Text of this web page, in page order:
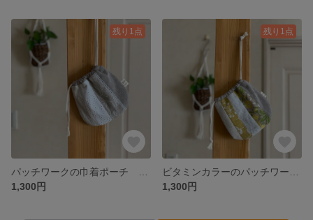
残り1点
1,300円
残り1点
1,300円